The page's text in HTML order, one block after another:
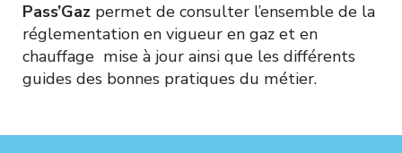
Pass’Gaz permet de consulter l’ensemble de la
réglementation en vigueur en gaz et en
chauffage mise à jour ainsi que les différents
guides des bonnes pratiques du métier.